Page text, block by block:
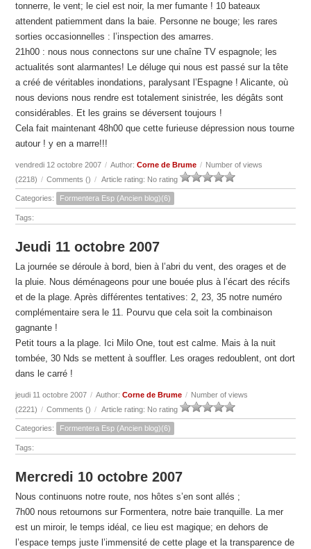
tonnerre, le vent; le ciel est noir, la mer fumante ! 10 bateaux
attendent patiemment dans la baie. Personne ne bouge; les rares
sorties occasionnelles : l’inspection des amarres.
21h00 : nous nous connectons sur une chaîne TV espagnole; les
actualités sont alarmantes! Le déluge qui nous est passé sur la tête
a créé de véritables inondations, paralysant l’Espagne ! Alicante, où
nous devions nous rendre est totalement sinistrée, les dégâts sont
considérables. Et les grains se déversent toujours !
Cela fait maintenant 48h00 que cette furieuse dépression nous tourne
autour ! y en a marre!!!
vendredi 12 octobre 2007 / Author:Corne de Brume / Number of views
(2218) / Comments () / Article rating: No rating
Categories: Formentera Esp (Ancien blog)(6)
Tags:
Jeudi 11 octobre 2007
La journée se déroule à bord, bien à l’abri du vent, des orages et de
la pluie. Nous déménageons pour une bouée plus à l’écart des récifs
et de la plage. Après différentes tentatives: 2, 23, 35 notre numéro
complémentaire sera le 11. Pourvu que cela soit la combinaison
gagnante !
Petit tours a la plage. Ici Milo One, tout est calme. Mais à la nuit
tombée, 30 Nds se mettent à souffler. Les orages redoublent, ont dort
dans le carré !
jeudi 11 octobre 2007 / Author:Corne de Brume / Number of views
(2221) / Comments () / Article rating: No rating
Categories: Formentera Esp (Ancien blog)(6)
Tags:
Mercredi 10 octobre 2007
Nous continuons notre route, nos hôtes s’en sont allés ;
7h00 nous retournons sur Formentera, notre baie tranquille. La mer
est un miroir, le temps idéal, ce lieu est magique; en dehors de
l’espace temps juste l’immensité de cette plage et la transparence de